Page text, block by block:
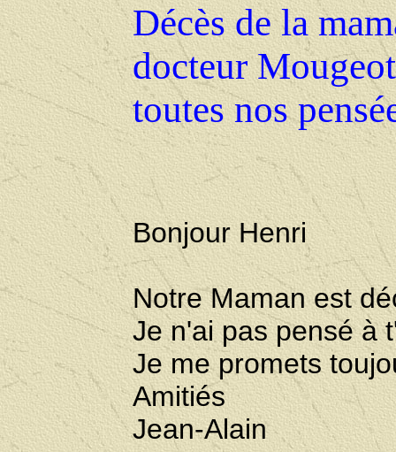
Décès de la
docteur
toutes nos
Bonjour Henri
Notre Maman est
Je n'ai pas pensé à
Je me promets
Amitiés
Jean-Alain